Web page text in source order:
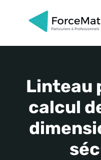
Linteau
calcul